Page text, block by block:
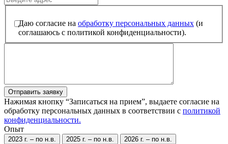
Даю согласие на обработку персональных данных (и
соглашаюсь с политикой конфиденциальности).
Отправить заявку
Нажимая кнопку “Записаться на прием”, выдаете согласие на
обработку персональных данных в соответствии с политикой
конфиденциальности.
Опыт
2023 г. – по н.в. 2025 г. – по н.в. 2026 г. – по н.в.